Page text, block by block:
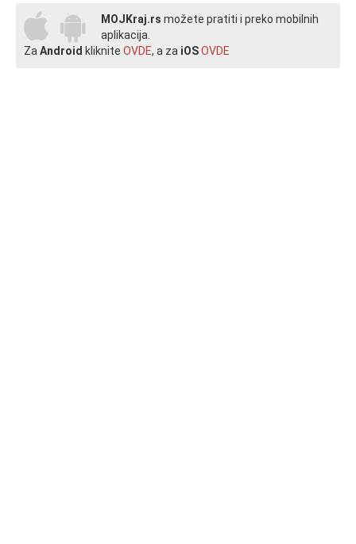
MOJKraj.rs možete pratiti i preko mobilnih
aplikacija.
Za Android kliknite OVDE, a za iOSOVDE